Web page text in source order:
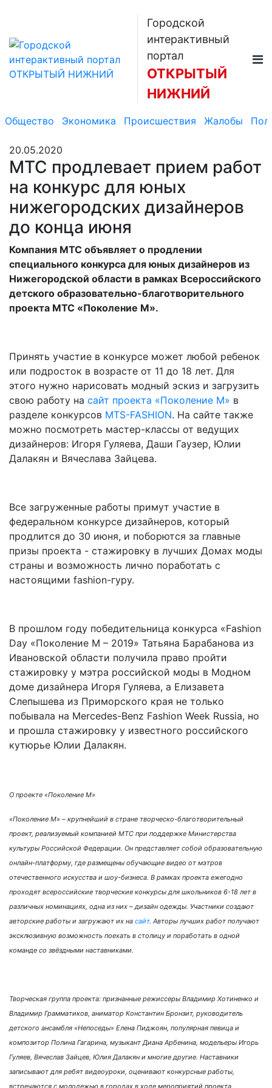
Городской
интерактивный
портал
ОТКРЫТЫЙ
НИЖНИЙ
Общество Экономика Происшествия Жалобы
20.05.2020
МТС продлевает прием работ
на конкурс для юных
нижегородских дизайнеров
до конца июня
Компания МТС объявляет о продлении
специального конкурса для юных дизайнеров из
Нижегородской области в рамках Всероссийского
детского образовательно-благотворительного
проекта МТС «Поколение М».
Принять участие в конкурсе может любой ребенок
или подросток в возрасте от 11 до 18 лет. Для
этого нужно нарисовать модный эскиз и загрузить
свою работу на сайт проекта «Поколение М» в
разделе конкурсов MTS-FASHION. На сайте также
можно посмотреть мастер-классы от ведущих
дизайнеров: Игоря Гуляева, Даши Гаузер, Юлии
Далакян и Вячеслава Зайцева.
Все загруженные работы примут участие в
федеральном конкурсе дизайнеров, который
продлится до 30 июня, и поборются за главные
призы проекта - стажировку в лучших Домах моды
страны и возможность лично поработать с
настоящими fashion-гуру.
В прошлом году победительница конкурса «Fashion
Day «Поколение М – 2019» Татьяна Барабанова из
Ивановской области получила право пройти
стажировку у мэтра российской моды в Модном
доме дизайнера Игоря Гуляева, а Елизавета
Слепышева из Приморского края не только
побывала на Mercedes-Benz Fashion Week Russia, но
и прошла стажировку у известного российского
кутюрье Юлии Далакян.
О проекте «Поколение М»
«Поколение М» – крупнейший в стране творческо-благотворительный
проект, реализуемый компанией МТС при поддержке Министерства
культуры Российской Федерации. Он представляет собой образовательную
онлайн-платформу, где размещены обучающие видео от мэтров
отечественного искусства и шоу-бизнеса. В рамках проекта ежегодно
проходят всероссийские творческие конкурсы для школьников 6-18 лет в
различных номинациях, одна из них – дизайн одежды. Участники создают
авторские работы и загружают их на сайт. Авторы лучших работ получают
эксклюзивную возможность поехать в столицу и поработать в одной
команде со звёздными наставниками.
Творческая группа проекта: признанные режиссеры Владимир Хотиненко и
Владимир Грамматиков, аниматор Константин Бронзит, руководитель
детского ансамбля «Непоседы» Елена Пиджоян, популярная певица и
композитор Полина Гагарина, музыкант Диана Арбенина, модельеры Игорь
Гуляев, Вячеслав Зайцев, Юлия Далакян и многие другие. Наставники
записывают для ребят видеоуроки, оценивают конкурсные работы,
встречаются с молодежью в городах в ходе мероприятий проекта.